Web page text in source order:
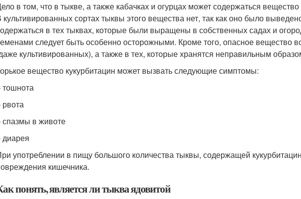
в том, что в тыкве, а также кабачках и огурцах может содержаться вещество
культивированных сортах тыквы этого вещества нет, так как оно было
в тех тыквах, которые были выращены в собственных садах и
следует быть особенно осторожными. Кроме того, опасное вещество
культивированных), а также в тех, которые хранятся неправильным
вещество кукурбитацин может вызвать следующие симптомы:
тошнота
рвота
спазмы в животе
диарея
употреблении в пищу большого количества тыквы, содержащей
кишечника.
понять, является ли тыква ядовитой